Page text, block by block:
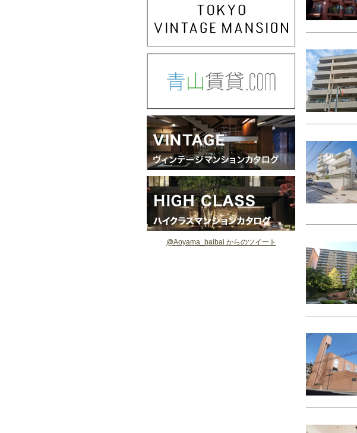
@Aoyama_baibai からのツイート